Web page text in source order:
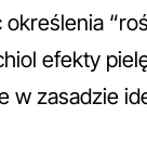
efekty
w zasadzie